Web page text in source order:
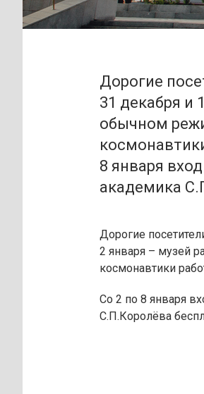
Дорогие
31 декабря и
обычном
8 января
академика
Дорогие
2 января – музей
космонавтики
Со 2 по 8 января
С.П.Королёва